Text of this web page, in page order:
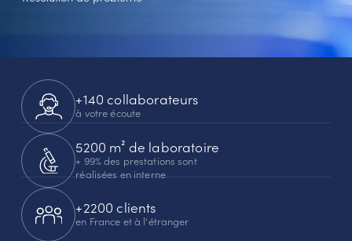
+140 collaborateurs
à votre écoute
5200 m² de laboratoire
+ 99% des prestations sont
réalisées en interne
+2200 clients
en France et à l'étranger